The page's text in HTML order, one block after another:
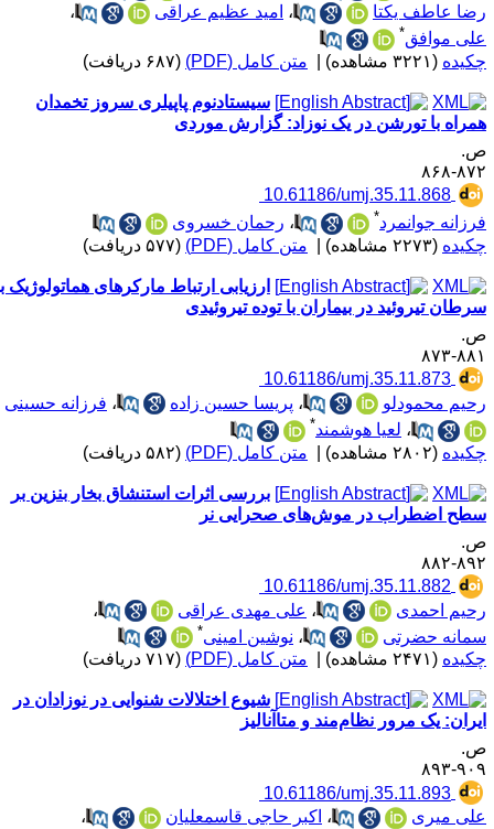
عاطف یکتا
،امید عظیم عراقی
،
موافق*
(۳۲۲۱ مشاهده) | متن کامل (PDF) (۶۸۷ دریافت)
سیستادنوم پاپیلری سروز تخمدان
با تورشن در یک نوزاد: گزارش موردی
۸۶۸
‎ 10.61186/umj.35.11.868
جوانمرد
،رحمان خسروی
(۲۲۷۳ مشاهده) | متن کامل (PDF) (۵۷۷ دریافت)
ارزیابی ارتباط مارکرهای هماتولوژیک با
تیروئید در بیماران با توده تیروئیدی
۸۷۳
‎ 10.61186/umj.35.11.873
محمودلو
، پریسا حسین زاده ، فرزانه حسینی
،لعیا هوشمند*
(۲۸۰۲ مشاهده) | متن کامل (PDF) (۵۸۲ دریافت)
بررسی اثرات استنشاق بخار بنزین بر
اضطراب در موش‌های صحرایی نر
۸۸۲
‎ 10.61186/umj.35.11.882
احمدی
، علی مهدی عراقی
،
حضرتی
، نوشین امینی
(۲۴۷۱ مشاهده) | متن کامل (PDF) (۷۱۷ دریافت)
شیوع اختلالات شنوایی در نوزادان در
یک مرور نظام‌مند و متاآنالیز
۸۹۳
‎ 10.61186/umj.35.11.893
میری
،اکبر حاجی قاسمعلیان
،